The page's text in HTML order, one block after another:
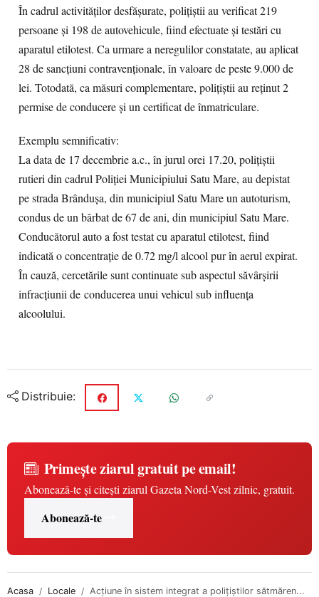
În cadrul activităților desfășurate, polițiștii au verificat 219
persoane și 198 de autovehicule, fiind efectuate și testări cu
aparatul etilotest. Ca urmare a neregulilor constatate, au aplicat
28 de sancțiuni contravenționale, în valoare de peste 9.000 de
lei. Totodată, ca măsuri complementare, polițiștii au reținut 2
permise de conducere și un certificat de înmatriculare.
Exemplu semnificativ:
La data de 17 decembrie a.c., în jurul orei 17.20, polițiștii
rutieri din cadrul Poliției Municipiului Satu Mare, au depistat
pe strada Brândușa, din municipiul Satu Mare un autoturism,
condus de un bărbat de 67 de ani, din municipiul Satu Mare.
Conducătorul auto a fost testat cu aparatul etilotest, fiind
indicată o concentrație de 0.72 mg/l alcool pur în aerul expirat.
În cauză, cercetările sunt continuate sub aspectul săvârșirii
infracțiunii de conducerea unui vehicul sub influența
alcoolului.
Distribuie:
Primește ziarul gratuit pe email!
Abonează-te și citești ziarul Gazeta Nord-Vest zilnic, gratuit.
Abonează-te
Acasa Locale Acţiune în sistem integrat a polițiștilor sătmăren...